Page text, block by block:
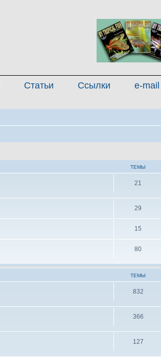
Статьи Ссылки e-mail
ТЕМЫ
21
29
15
80
ТЕМЫ
832
366
127